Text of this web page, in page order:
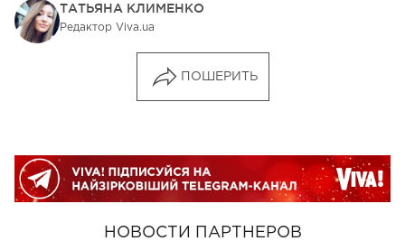
ТАТЬЯНА КЛИМЕНКО
Редактор Viva.ua
ПОШЕРИТЬ
НОВОСТИ ПАРТНЕРОВ